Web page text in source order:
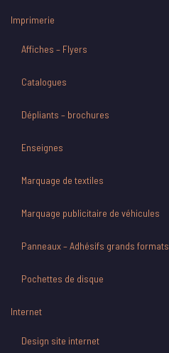
Imprimerie
Affiches – Flyers
Catalogues
Dépliants – brochures
Enseignes
Marquage de textiles
Marquage publicitaire de véhicules
Panneaux – Adhésifs grands formats
Pochettes de disque
Internet
Design site internet